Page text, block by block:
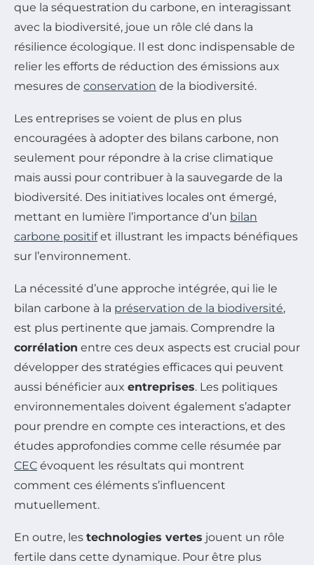
que la séquestration du carbone, en interagissant
avec la biodiversité, joue un rôle clé dans la
résilience écologique. Il est donc indispensable de
relier les efforts de réduction des émissions aux
mesures de conservation de la biodiversité.
Les entreprises se voient de plus en plus
encouragées à adopter des bilans carbone, non
seulement pour répondre à la crise climatique
mais aussi pour contribuer à la sauvegarde de la
biodiversité. Des initiatives locales ont émergé,
mettant en lumière l’importance d’un bilan
carbone positifet illustrant les impacts bénéfiques
sur l’environnement.
La nécessité d’une approche intégrée, qui lie le
bilan carbone à la préservation de la biodiversité,
est plus pertinente que jamais. Comprendre la
corrélation entre ces deux aspects est crucial pour
développer des stratégies efficaces qui peuvent
aussi bénéficier aux entreprises. Les politiques
environnementales doivent également s’adapter
pour prendre en compte ces interactions, et des
études approfondies comme celle résumée par
CEC évoquent les résultats qui montrent
comment ces éléments s’influencent
mutuellement.
En outre, les technologies vertes jouent un rôle
fertile dans cette dynamique. Pour être plus